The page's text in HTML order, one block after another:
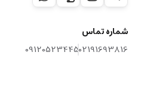
شماره تماس
02191693816
09120523445